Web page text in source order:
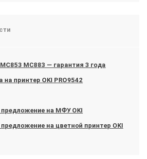
МС883 — гарантия 3 года
принтер OKI PRO9542
на МФУ OKI
на цветной принтер OKI